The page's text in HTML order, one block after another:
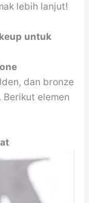
lebih lanjut!
untuk
dan bronze
elemen